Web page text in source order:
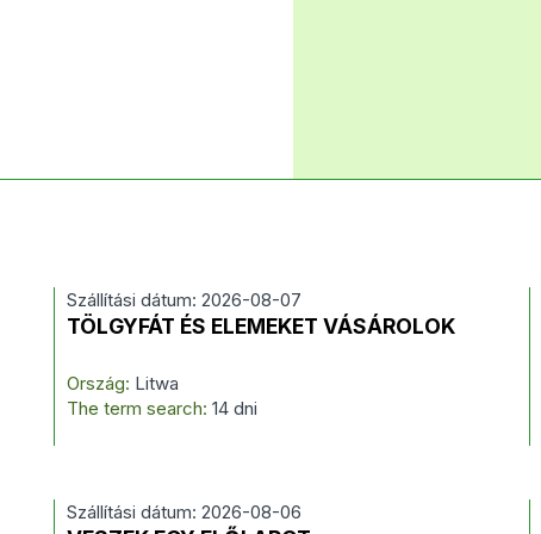
Szállítási dátum: 2026-08-07
TÖLGYFÁT ÉS ELEMEKET VÁSÁROLOK
Ország: Litwa
The term search: 14 dni
Szállítási dátum: 2026-08-06